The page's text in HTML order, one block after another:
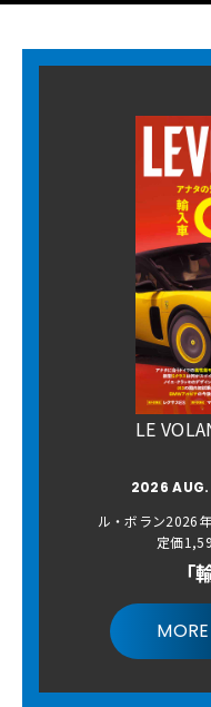
LE
2026
ル・ボラン2026
定価
「